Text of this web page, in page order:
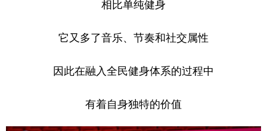
相比单纯健身
它又多了音乐、节奏和社交属性
因此在融入全民健身体系的过程中
有着自身独特的价值